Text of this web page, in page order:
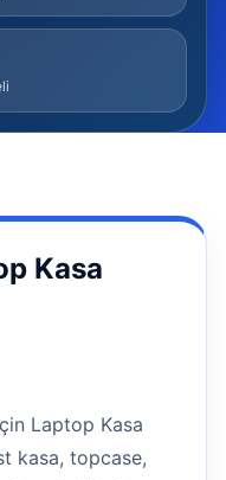
Kasa
Laptop Kasa
kasa, topcase,